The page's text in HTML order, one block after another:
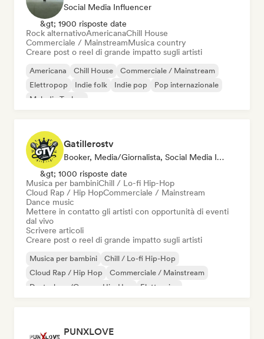
Social Media Influencer
&gt; 1900 risposte date
Rock alternativoAmericanaChill House
Commerciale / MainstreamMusica country
Creare post o reel di grande impatto sugli artisti
Americana Chill House
Commerciale / Mainstream
Elettropop
Indie folk Indie pop
Pop internazionale
Melodic Techno
Gatillerostv
Booker, Media/Giornalista, Social Media Influencer
&gt; 1000 risposte date
Musica per bambiniChill / Lo-fi Hip-Hop
Cloud Rap / Hip HopCommerciale / Mainstream
Dance music
Mettere in contatto gli artisti con opportunità di eventi
dal vivo
Scrivere articoli
Creare post o reel di grande impatto sugli artisti
Musica per bambini
Chill / Lo-fi Hip-Hop
Cloud Rap / Hip Hop
Commerciale / Mainstream
Deutschrap/German Hip-Hop
Elettronica
PUNXLOVE